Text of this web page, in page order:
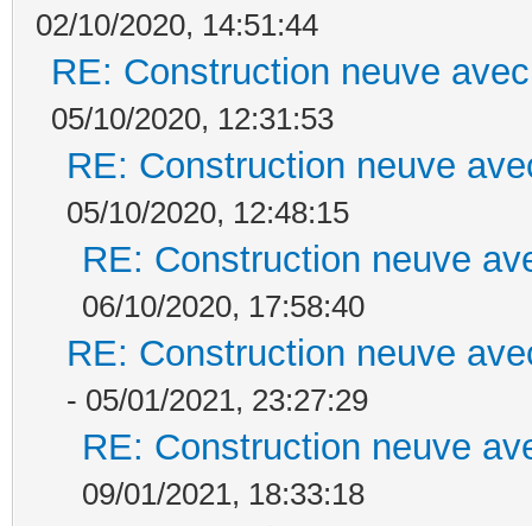
02/10/2020, 14:51:44
RE: Construction neuve
05/10/2020, 12:31:53
RE: Construction neuve
05/10/2020, 12:48:15
RE: Construction neuve
06/10/2020, 17:58:40
RE: Construction neuve
- 05/01/2021, 23:27:29
RE: Construction neuve
09/01/2021, 18:33:18